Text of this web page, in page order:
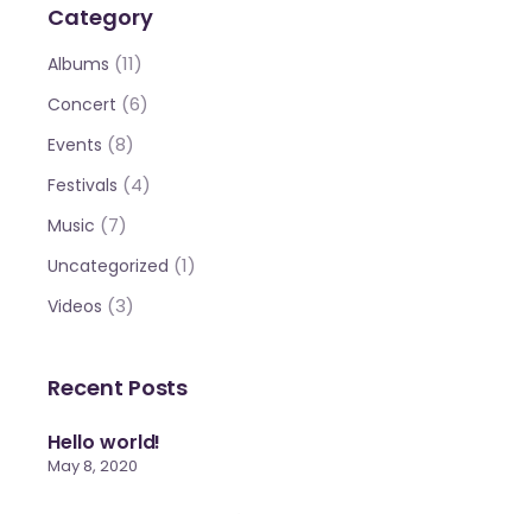
Category
Albums (11)
Concert (6)
Events (8)
Festivals (4)
Music (7)
Uncategorized (1)
Videos (3)
Recent Posts
Hello world!
May 8, 2020